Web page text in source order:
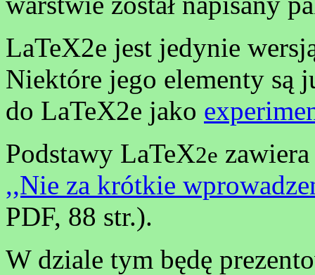
LaTeX2e jest jedynie
Niektóre jego elementy są
do LaTeX2e jako
Podstawy LaTeX2e
,,Nie za krótkie
PDF, 88 str.).
W dziale tym będę